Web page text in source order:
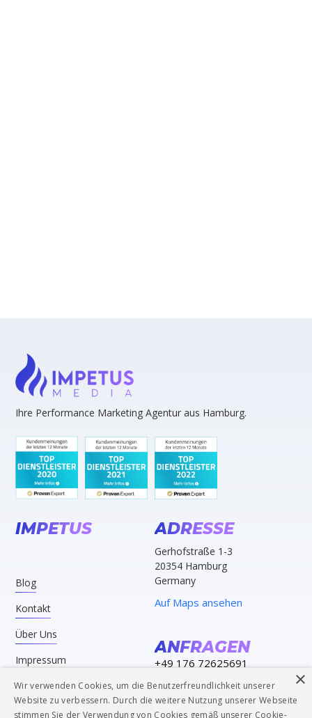
Ihre Performance Marketing Agentur aus Hamburg.
IMPETUS
Blog
Kontakt
Über Uns
Impressum
Datenschutz
ADRESSE
Gerhofstraße 1-3
20354 Hamburg
Germany
Auf Maps ansehen
ANFRAGEN
+49 176 72625691
ak@impetusmedia.de
×
Wir verwenden Cookies, um die Benutzerfreundlichkeit unserer
Website zu verbessern. Durch die weitere Nutzung unserer Webseite
stimmen Sie der Verwendung von Cookies gemäß unserer Cookie-